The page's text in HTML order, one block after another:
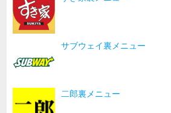
サブウェイ裏メニュー
二郎裏メニュー